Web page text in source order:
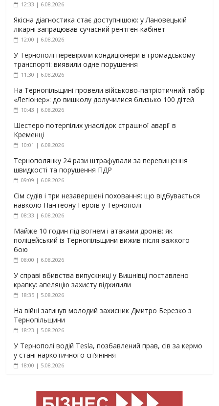
12:33 | 6.08.2026
Якісна діагностика стає доступнішою: у Лановецькій
лікарні запрацював сучасний рентген-кабінет
12:00 | 6.08.2026
У Тернополі перевірили кондиціонери в громадському
транспорті: виявили одне порушення
11:30 | 6.08.2026
На Тернопільщині провели військово-патріотичний табір
«Легіонер»: до вишколу долучилися близько 100 дітей
10:43 | 6.08.2026
Шестеро потерпілих унаслідок страшної аварії в
Кременці
10:01 | 6.08.2026
Тернополянку 24 рази штрафували за перевищення
швидкості та порушення ПДР
09:09 | 6.08.2026
Сім судів і три незавершені поховання: що відбувається
навколо Пантеону Героїв у Тернополі
08:33 | 6.08.2026
Майже 10 годин під вогнем і атаками дронів: як
поліцейський із Тернопільщини вижив після важкого
бою
08:00 | 6.08.2026
У справі вбивства випускниці у Вишнівці поставлено
крапку: апеляцію захисту відхилили
18:35 | 5.08.2026
На війні загинув молодий захисник Дмитро Березко з
Тернопільщини
18:23 | 5.08.2026
У Тернополі водій Tesla, позбавлений прав, сів за кермо
у стані наркотичного сп’яніння
18:00 | 5.08.2026